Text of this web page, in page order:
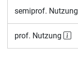
semiprof. Nutzung
prof. Nutzung